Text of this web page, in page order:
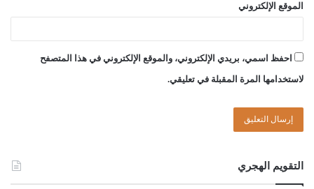
الموقع الإلكتروني
احفظ اسمي، بريدي الإلكتروني، والموقع الإلكتروني في هذا المتصفح
لاستخدامها المرة المقبلة في تعليقي.
التقويم الهجري